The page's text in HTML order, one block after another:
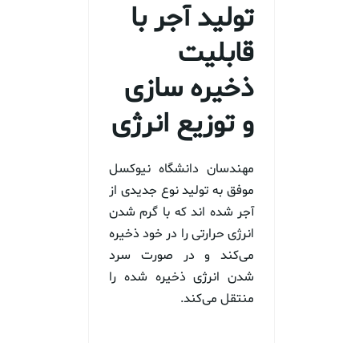
تولید آجر با
قابلیت
ذخیره سازی
و توزیع انرژی
مهندسان دانشگاه نیوکسل
موفق به تولید نوع جدیدی از
آجر شده اند که با گرم شدن
انرژی حرارتی را در خود ذخیره
می‌کند و در صورت سرد
شدن انرژی ذخیره شده را
منتقل می‌کند.